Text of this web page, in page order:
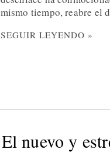
mismo tiempo, reabre el
SEGUIR LEYENDO »
El nuevo y